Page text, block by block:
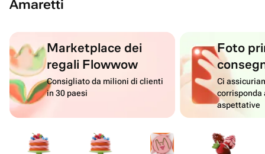
Amaretti
Marketplace dei
regali Flowwow
Consigliato da milioni di clienti
in 30 paesi
Foto
Ci
corrisponda
aspettative